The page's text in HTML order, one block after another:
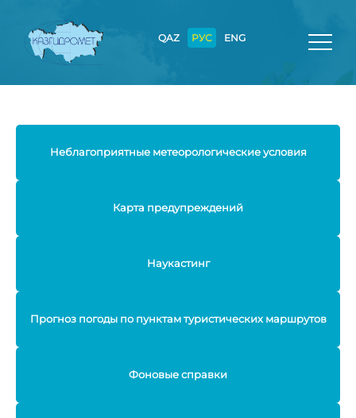
QAZ РУС ENG
Неблагоприятные метеорологические условия
Карта предупреждений
Наукастинг
Прогноз погоды по пунктам туристических маршрутов
Фоновые справки